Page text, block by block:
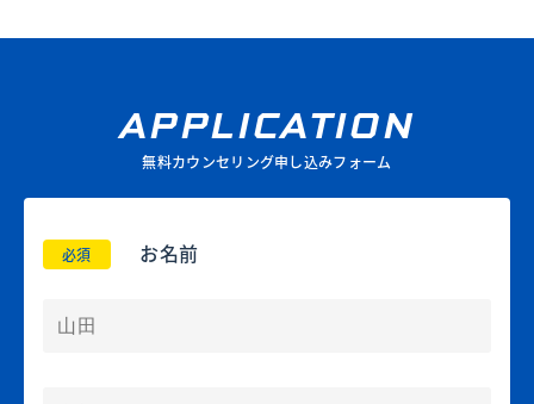
APPLICATION
無料カウンセリング申し込みフォーム
必須 お名前